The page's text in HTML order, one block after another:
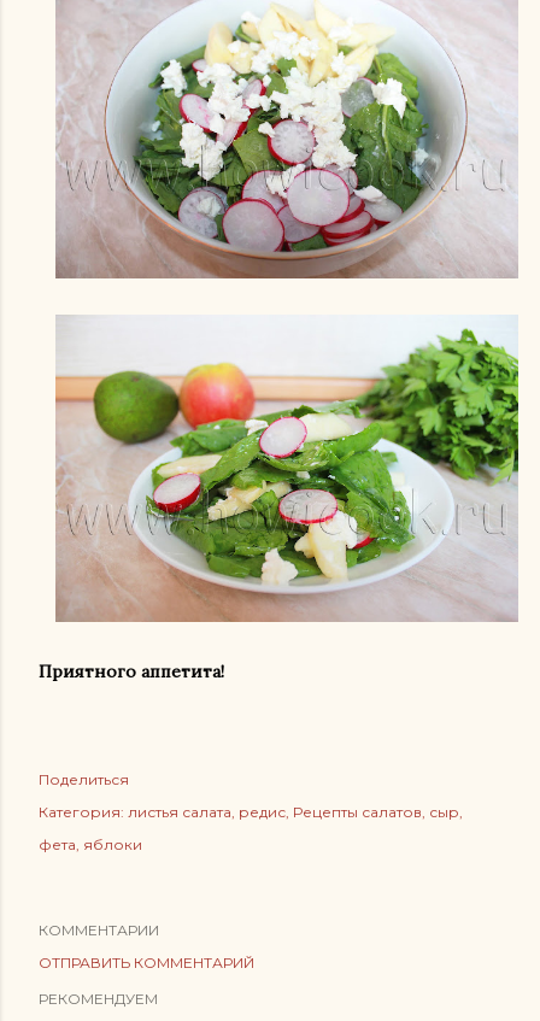
Приятного аппетита!
Поделиться
Категория: листья салата редис Рецепты салатов сыр
фета яблоки
КОММЕНТАРИИ
ОТПРАВИТЬ КОММЕНТАРИЙ
РЕКОМЕНДУЕМ